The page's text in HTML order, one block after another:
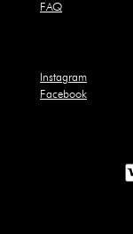
FAQ
Instagram
Facebook